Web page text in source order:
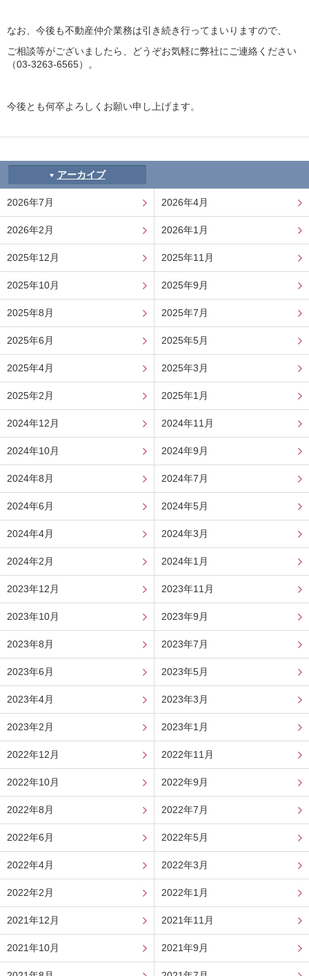
なお、今後も不動産仲介業務は引き続き行ってまいりますので、
ご相談等がございましたら、どうぞお気軽に弊社にご連絡ください
（03-3263-6565）。
今後とも何卒よろしくお願い申し上げます。
アーカイブ
2026年7月 2026年4月
2026年2月 2026年1月
2025年12月 2025年11月
2025年10月 2025年9月
2025年8月 2025年7月
2025年6月 2025年5月
2025年4月 2025年3月
2025年2月 2025年1月
2024年12月 2024年11月
2024年10月 2024年9月
2024年8月 2024年7月
2024年6月 2024年5月
2024年4月 2024年3月
2024年2月 2024年1月
2023年12月 2023年11月
2023年10月 2023年9月
2023年8月 2023年7月
2023年6月 2023年5月
2023年4月 2023年3月
2023年2月 2023年1月
2022年12月 2022年11月
2022年10月 2022年9月
2022年8月 2022年7月
2022年6月 2022年5月
2022年4月 2022年3月
2022年2月 2022年1月
2021年12月 2021年11月
2021年10月 2021年9月